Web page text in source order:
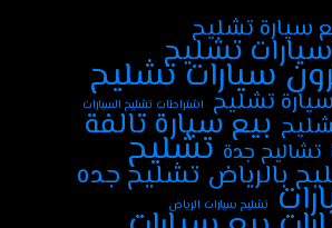
سيارة تشليح
تشليح
سيارات تشليح
تشليح اشتراطات تشليح السيارات
بيع سيارة تالفة
تشاليح جدة تشليح
بالرياض تشليح جده
تشليح سيارات الرياض